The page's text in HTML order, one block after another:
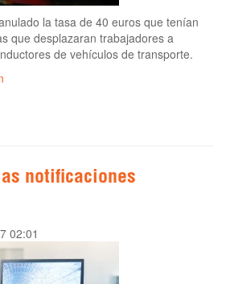
la tasa de 40 euros que tenían
que desplazaran trabajadores a
de vehículos de transporte.
notificaciones
02:01